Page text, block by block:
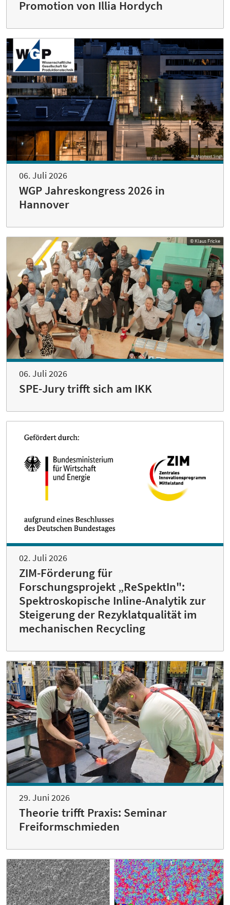
Promotion von Illia Hordych
06. Juli 2026
WGP Jahreskongress 2026 in
Hannover
© Klaus Fricke
06. Juli 2026
SPE-Jury trifft sich am IKK
02. Juli 2026
ZIM-Förderung für
Forschungsprojekt „ReSpektIn":
Spektroskopische Inline-Analytik zur
Steigerung der Rezyklatqualität im
mechanischen Recycling
29. Juni 2026
Theorie trifft Praxis: Seminar
Freiformschmieden